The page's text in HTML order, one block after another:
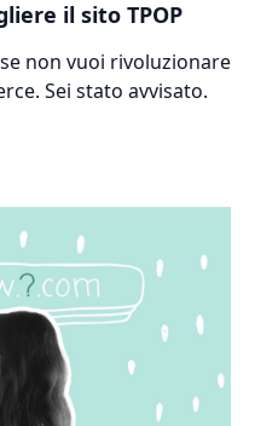
il sito TPOP
non vuoi rivoluzionare
Sei stato avvisato.